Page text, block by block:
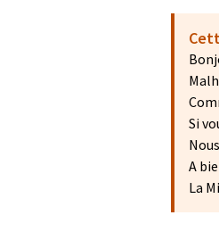
Si
A
La